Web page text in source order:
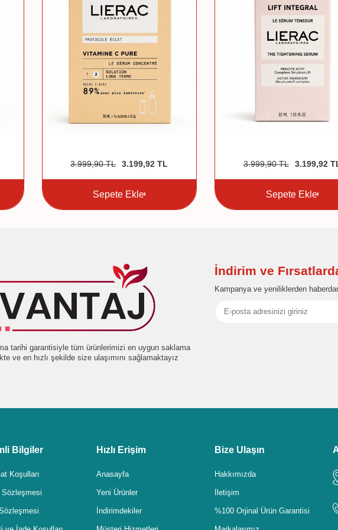
3.999,90TL 3.199,92 TL
Sepete Ekle
3.999,90TL 3.199,92
Sepete Ekle
tarihi garantisiyle tüm ürünlerimizi en uygun saklama
ve en hızlı şekilde size ulaşımını sağlamaktayız
İndirim ve
Kampanya ve yeniliklerden
Bilgiler
Koşulları
Sözleşmesi
Hızlı Erişim
Anasayfa
Yeni Ürünler
İndirimdekiler
Bize Ulaşın
Hakkımızda
İletişim
%100 Orjinal Ürün Garantisi